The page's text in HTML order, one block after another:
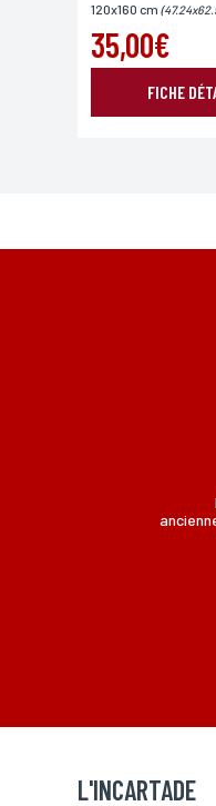
120x160 cm
35,00€
FICHE
L'INCARTADE